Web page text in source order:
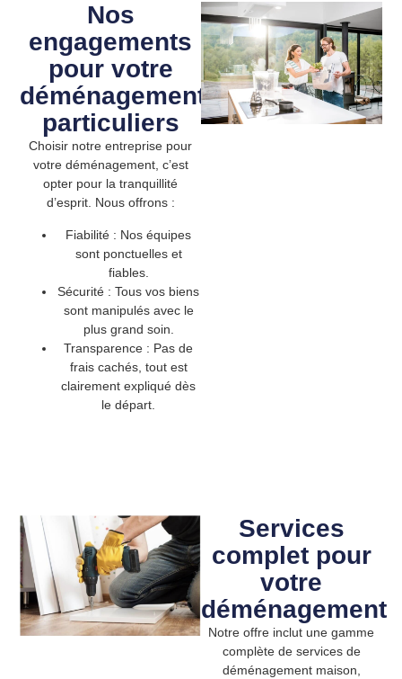
Nos
engagements
pour votre
déménagement
particuliers
Choisir notre entreprise pour
votre déménagement, c’est
opter pour la tranquillité
d’esprit. Nous offrons :
Fiabilité : Nos équipes
sont ponctuelles et
fiables.
Sécurité : Tous vos biens
sont manipulés avec le
plus grand soin.
Transparence : Pas de
frais cachés, tout est
clairement expliqué dès
le départ.
Services
complet pour
votre
déménagement
Notre offre inclut une gamme
complète de services de
déménagement maison